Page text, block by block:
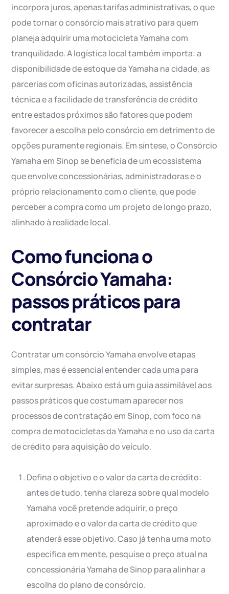
incorpora juros, apenas tarifas administrativas, o que
pode tornar o consórcio mais atrativo para quem
planeja adquirir uma motocicleta Yamaha com
tranquilidade. A logística local também importa: a
disponibilidade de estoque da Yamaha na cidade, as
parcerias com oficinas autorizadas, assistência
técnica e a facilidade de transferência de crédito
entre estados próximos são fatores que podem
favorecer a escolha pelo consórcio em detrimento de
opções puramente regionais. Em síntese, o Consórcio
Yamaha em Sinop se beneficia de um ecossistema
que envolve concessionárias, administradoras e o
próprio relacionamento com o cliente, que pode
perceber a compra como um projeto de longo prazo,
alinhado à realidade local.
Como funciona o
Consórcio Yamaha:
passos práticos para
contratar
Contratar um consórcio Yamaha envolve etapas
simples, mas é essencial entender cada uma para
evitar surpresas. Abaixo está um guia assimilável aos
passos práticos que costumam aparecer nos
processos de contratação em Sinop, com foco na
compra de motocicletas da Yamaha e no uso da carta
de crédito para aquisição do veículo.
Defina o objetivo e o valor da carta de crédito:
antes de tudo, tenha clareza sobre qual modelo
Yamaha você pretende adquirir, o preço
aproximado e o valor da carta de crédito que
atenderá esse objetivo. Caso já tenha uma moto
específica em mente, pesquise o preço atual na
concessionária Yamaha de Sinop para alinhar a
escolha do plano de consórcio.